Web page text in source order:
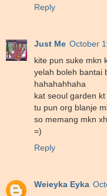
Reply
Just Me October
kite pun suke mkn
yelah boleh bantai
hahahahhaha
kat seoul garden
tu pun org blanje
so memang mkn
=)
Reply
Weieyka Eyka